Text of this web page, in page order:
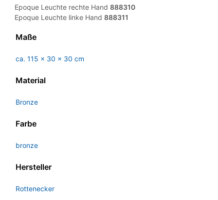
Epoque Leuchte rechte Hand 888310
Epoque Leuchte linke Hand 888311
Maße
ca. 115 x 30 x 30 cm
Material
Bronze
Farbe
bronze
Hersteller
Rottenecker